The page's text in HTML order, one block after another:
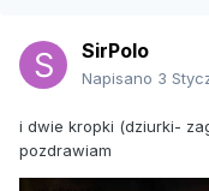
SirPolo
Napisano 3
i dwie kropki (dziurki-
pozdrawiam